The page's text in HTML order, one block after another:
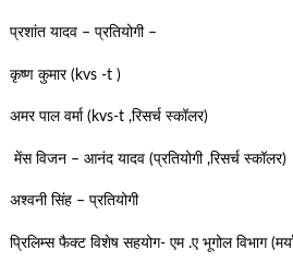
प्रशांत यादव – प्रतियोगी –
कृष्ण कुमार (kvs -t )
अमर पाल वर्मा (kvs-t ,रिसर्च स्कॉलर)
मेंस विजन – आनंद यादव (प्रतियोगी ,रिसर्च स्कॉलर)
अश्वनी सिंह – प्रतियोगी
प्रिलिम्स फैक्ट विशेष सहयोग- एम .ए भूगोल विभाग